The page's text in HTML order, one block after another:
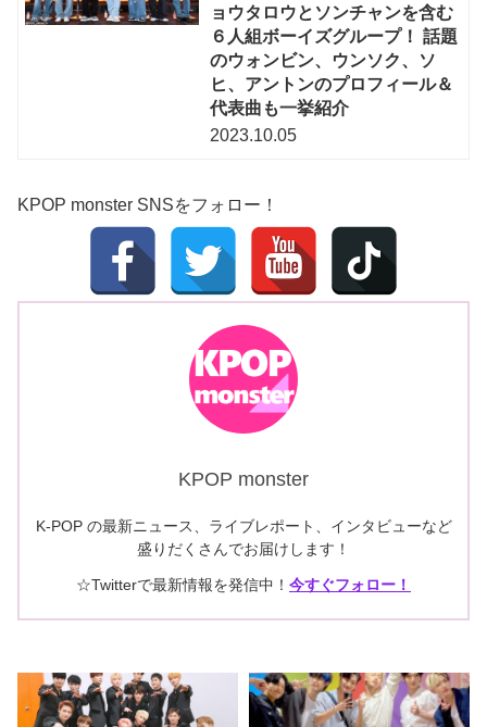
ョウタロウとソンチャンを含む
６人組ボーイズグループ！ 話題
のウォンビン、ウンソク、ソ
ヒ、アントンのプロフィール＆
代表曲も一挙紹介
2023.10.05
KPOP monster SNSをフォロー！
KPOP monster
K-POP の最新ニュース、ライブレポート、インタビューなど
盛りだくさんでお届けします！
☆Twitterで最新情報を発信中！ 今すぐフォロー！